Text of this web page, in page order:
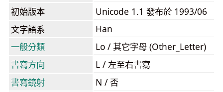
初始版本
Unicode 1.1 發布於 1993/06
文字語系
Han
一般分類
Lo / 其它字母 (Other_Letter)
書寫方向
L / 左至右書寫
書寫鏡射
N / 否